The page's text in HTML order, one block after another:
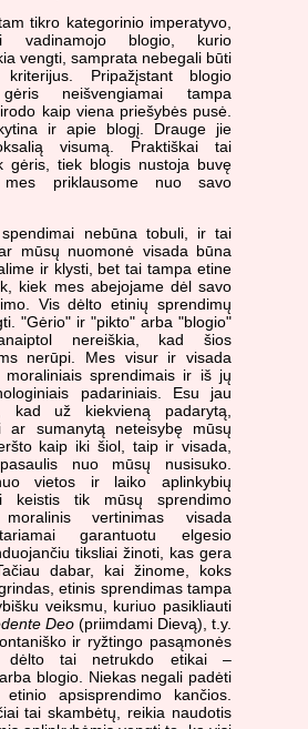
tikro kategorinio imperatyvo,
vadinamojo blogio, kurio
vengti, samprata nebegali būti
Pripažįstant blogio
neišvengiamai tampa
kaip viena priešybės pusė.
ir apie blogį. Drauge jie
visumą. Praktiškai tai
gėris, tiek blogis nustoja buvę
priklausome nuo savo
nebūna tobuli, ir tai
mūsų nuomonė visada būna
ir klysti, bet tai tampa etine
kiek mes abejojame dėl savo
Vis dėlto etinių sprendimų
"Gėrio" ir "pikto" arba "blogio"
nereiškia, kad šios
nerūpi. Mes visur ir visada
moraliniais sprendimais ir iš jų
padariniais. Esu jau
kad už kiekvieną padarytą,
ar sumanytą neteisybę mūsų
kaip iki šiol, taip ir visada,
nuo mūsų nusisuko.
vietos ir laiko aplinkybių
keistis tik mūsų sprendimo
vertinimas visada
garantuotu elgesio
tiksliai žinoti, kas gera
dabar, kai žinome, koks
etinis sprendimas tampa
veiksmu, kuriuo pasikliauti
Deo (priimdami Dievą), t.y.
ir ryžtingo pasąmonės
dėlto tai netrukdo etikai –
blogio. Niekas negali padėti
apsisprendimo kančios.
tai skambėtų, reikia naudotis